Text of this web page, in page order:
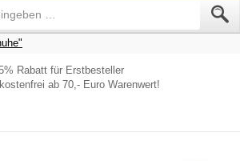
Rabatt für Erstbesteller
ab 70,- Euro Warenwert!